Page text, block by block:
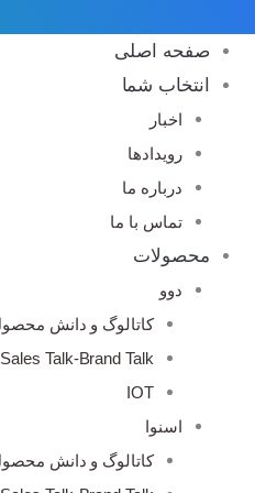
صفحه اصلی
انتخاب شما
اخبار
رویدادها
درباره ما
تماس با ما
محصولات
دوو
کاتالوگ و دانش
Sales Talk-Brand Talk
IOT
اسنوا
کاتالوگ و دانش